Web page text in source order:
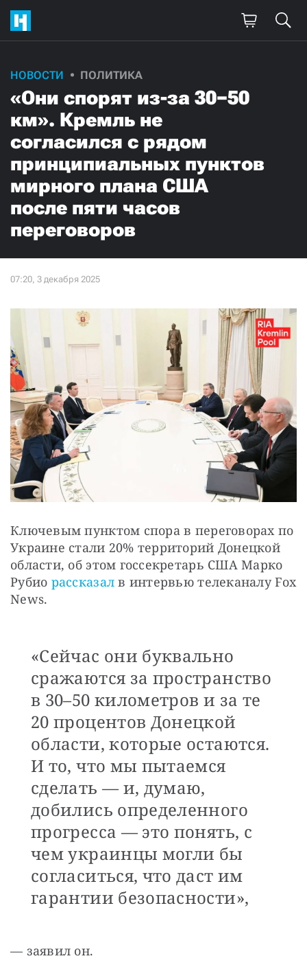
НОВОСТИ ПОЛИТИКА
«Они спорят из-за 30−50
км». Кремль не
согласился с рядом
принципиальных пунктов
мирного плана США
после пяти часов
переговоров
Ключевым пунктом спора в переговорах по
Украине стали 20% территорий Донецкой
области, об этом госсекретарь США Марко
Рубио рассказал в интервью телеканалу Fox
News.
«Сейчас они буквально
сражаются за пространство
в 30–50 километров и за те
20 процентов Донецкой
области, которые остаются.
И то, что мы пытаемся
сделать — и, думаю,
добились определенного
прогресса — это понять, с
чем украинцы могли бы
согласиться, что даст им
гарантии безопасности»,
— заявил он.